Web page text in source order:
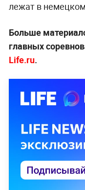
лежат в
Больше
главных
Life.ru.